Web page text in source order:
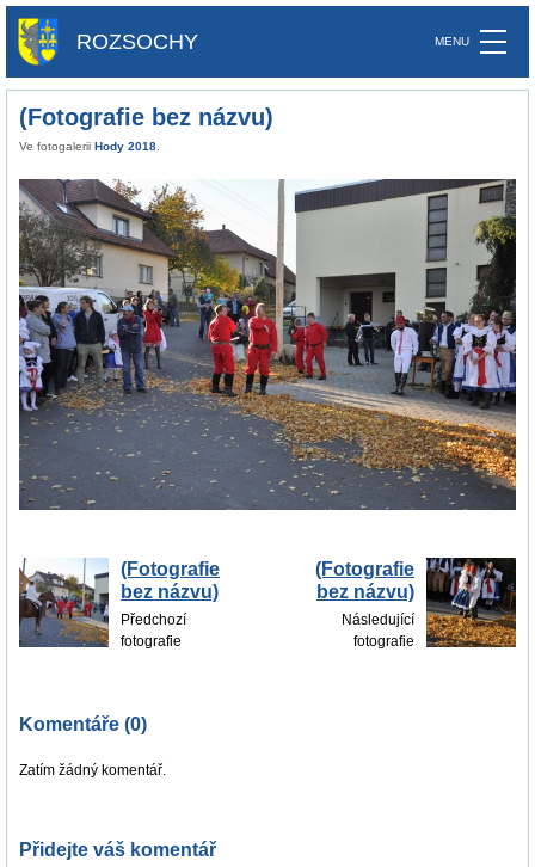
ROZSOCHY
(Fotografie bez názvu)
Ve fotogalerii Hody 2018
(Fotografie
bez názvu)
Předchozí
fotografie
(Fotografie
bez názvu)
Následující
fotografie
Komentáře (0)
Zatím žádný komentář.
Přidejte váš komentář